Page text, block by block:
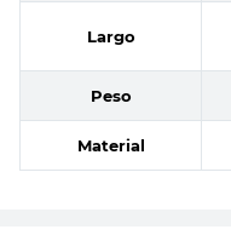
Largo
Peso
Material